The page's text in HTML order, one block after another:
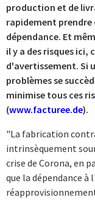
production et de
rapidement prendre
dépendance. Et
il y a des risques ici,
d'avertissement. Si
problèmes se
minimise tous ces
(www.facturee.de).
"La fabrication
intrinsèquement
crise de Corona, en
que la dépendance à